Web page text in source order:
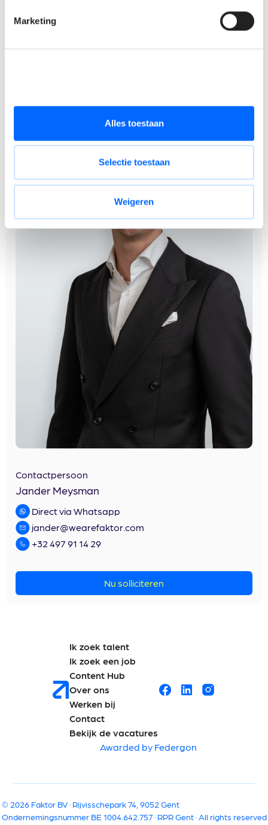
Marketing
Alles toestaan
Selectie toestaan
Weigeren
Bonus volgens CAO nr. 90.
Contactpersoon
Jander Meysman
Direct via Whatsapp
jander@wearefaktor.com
+32 497 91 14 29
Nu solliciteren
Ik zoek talent
Ik zoek een job
Content Hub
Over ons
Werken bij
Contact
Bekijk de vacatures
Awarded by Federgon
© 2026 Faktor BV · Rijvisschepark 74, 9052 Gent
Ondernemingsnummer BE 1004.642.757 · RPR Gent · All rights reserved